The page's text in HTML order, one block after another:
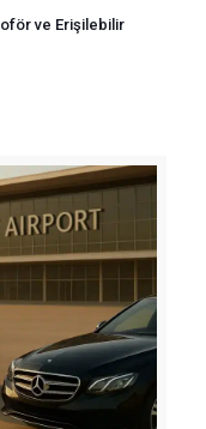
ve Erişilebilir